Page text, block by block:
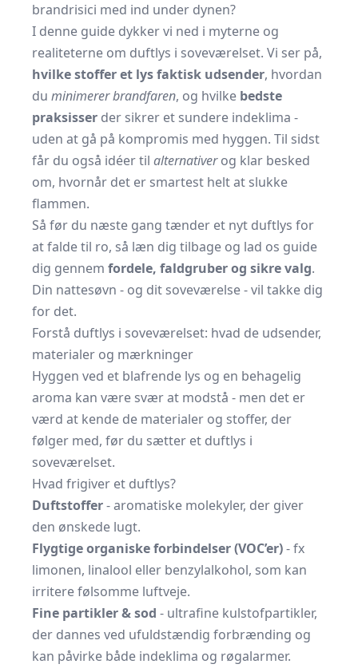
brandrisici med ind under dynen?
I denne guide dykker vi ned i myterne og
realiteterne om duftlys i soveværelset. Vi ser på,
hvilke stoffer et lys faktisk udsender, hvordan
du minimerer brandfaren, og hvilke bedste
praksisser der sikrer et sundere indeklima -
uden at gå på kompromis med hyggen. Til sidst
får du også idéer til alternativerog klar besked
om, hvornår det er smartest helt at slukke
flammen.
Så før du næste gang tænder et nyt duftlys for
at falde til ro, så læn dig tilbage og lad os guide
dig gennem fordele, faldgruber og sikre valg.
Din nattesøvn - og dit soveværelse - vil takke dig
for det.
Forstå duftlys i soveværelset: hvad de udsender,
materialer og mærkninger
Hyggen ved et blafrende lys og en behagelig
aroma kan være svær at modstå - men det er
værd at kende de materialer og stoffer, der
følger med, før du sætter et duftlys i
soveværelset.
Hvad frigiver et duftlys?
Duftstoffer- aromatiske molekyler, der giver
den ønskede lugt.
Flygtige organiske forbindelser (VOC’er)- fx
limonen, linalool eller benzylalkohol, som kan
irritere følsomme luftveje.
Fine partikler & sod - ultrafine kulstofpartikler,
der dannes ved ufuldstændig forbrænding og
kan påvirke både indeklima og røgalarmer.